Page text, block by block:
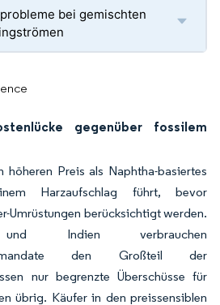
bei gemischten
gegenüber fossilem
höheren Preis als Naphtha-basiertes
Harzaufschlag führt, bevor
Umrüstungen berücksichtigt werden.
Indien verbrauchen
den Großteil der
nur begrenzte Überschüsse für
übrig. Käufer in den preissensiblen